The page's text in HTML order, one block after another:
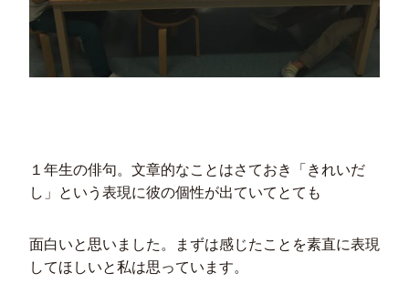
１年生の俳句。文章的なことはさておき「きれいだ
し」という表現に彼の個性が出ていてとても
面白いと思いました。まずは感じたことを素直に表現
してほしいと私は思っています。